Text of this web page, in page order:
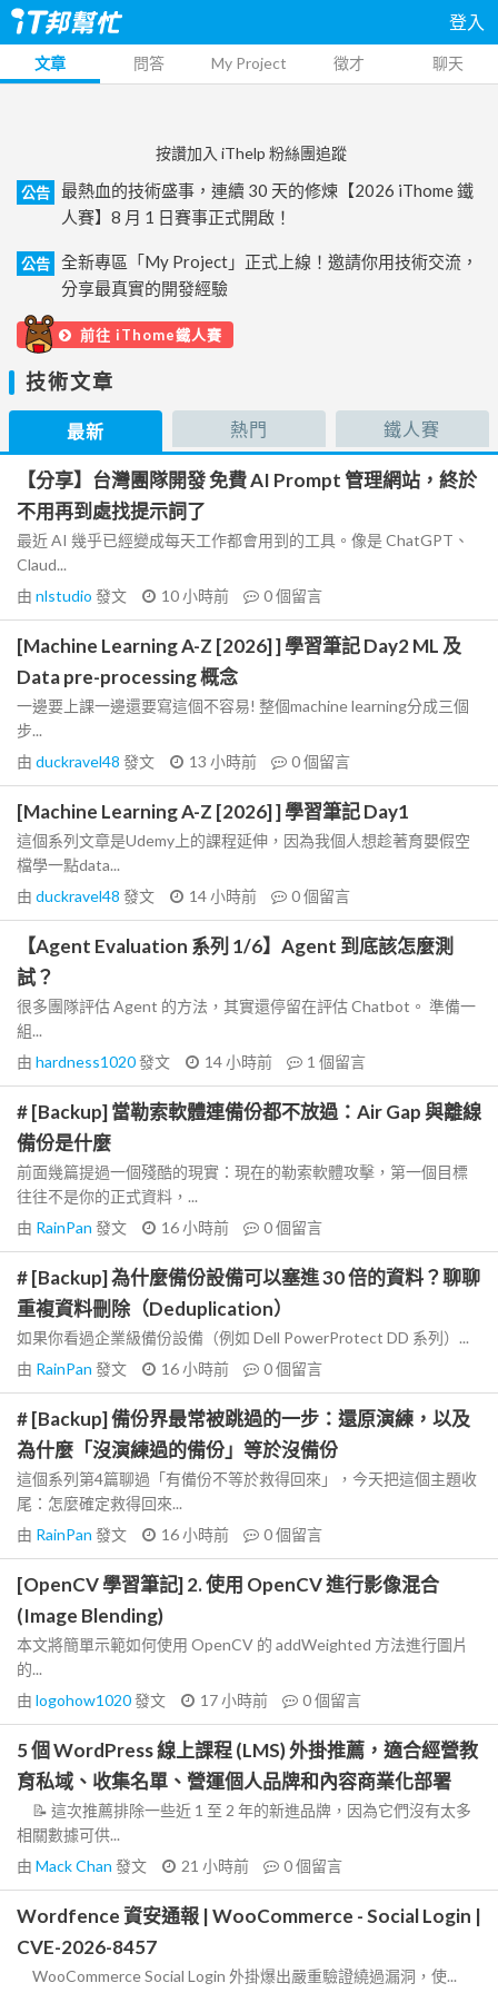
登入
文章 問答 My Project 徵才 聊天
按讚加入 iThelp 粉絲團追蹤
公告
最熱血的技術盛事，連續 30 天的修煉【2026 iThome 鐵
人賽】8 月 1 日賽事正式開啟！
公告
全新專區「My Project」正式上線！邀請你用技術交流，
分享最真實的開發經驗
前往 iThome鐵人賽
技術文章
最新 熱門 鐵人賽
【分享】台灣團隊開發 免費 AI Prompt 管理網站，終於
不用再到處找提示詞了
最近 AI 幾乎已經變成每天工作都會用到的工具。像是 ChatGPT、
Claud...
由 nlstudio 發文 10 小時前 0個留言
[Machine Learning A-Z [2026] ] 學習筆記 Day2 ML 及
Data pre-processing 概念
一邊要上課一邊還要寫這個不容易! 整個machine learning分成三個
步...
由 duckravel48 發文 13 小時前 0個留言
[Machine Learning A-Z [2026] ] 學習筆記 Day1
這個系列文章是Udemy上的課程延伸，因為我個人想趁著育嬰假空
檔學一點data...
由 duckravel48 發文 14 小時前 0個留言
【Agent Evaluation 系列 1/6】Agent 到底該怎麼測
試？
很多團隊評估 Agent 的方法，其實還停留在評估 Chatbot。 準備一
組...
由 hardness1020發文 14 小時前 1 個留言
# [Backup] 當勒索軟體連備份都不放過：Air Gap 與離線
備份是什麼
前面幾篇提過一個殘酷的現實：現在的勒索軟體攻擊，第一個目標
往往不是你的正式資料，...
由 RainPan 發文 16 小時前 0個留言
# [Backup] 為什麼備份設備可以塞進 30 倍的資料？聊聊
重複資料刪除（Deduplication）
如果你看過企業級備份設備（例如 Dell PowerProtect DD 系列）...
由 RainPan 發文 16 小時前 0個留言
# [Backup] 備份界最常被跳過的一步：還原演練，以及
為什麼「沒演練過的備份」等於沒備份
這個系列第4篇聊過「有備份不等於救得回來」，今天把這個主題收
尾：怎麼確定救得回來...
由 RainPan 發文 16 小時前 0個留言
[OpenCV 學習筆記] 2. 使用 OpenCV 進行影像混合
(Image Blending)
本文將簡單示範如何使用 OpenCV 的 addWeighted 方法進行圖片
的...
由 logohow1020發文 17 小時前 0個留言
5 個 WordPress 線上課程 (LMS) 外掛推薦，適合經營教
育私域、收集名單、營運個人品牌和內容商業化部署
📝 這次推薦排除一些近 1 至 2 年的新進品牌，因為它們沒有太多
相關數據可供...
由 Mack Chan 發文 21 小時前 0個留言
Wordfence 資安通報 | WooCommerce - Social Login |
CVE-2026-8457
WooCommerce Social Login 外掛爆出嚴重驗證繞過漏洞，使...